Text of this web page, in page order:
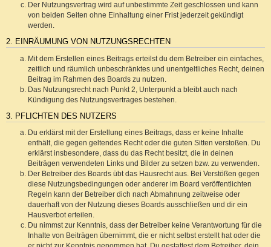
Der Nutzungsvertrag wird auf unbestimmte Zeit geschlossen und kann
von beiden Seiten ohne Einhaltung einer Frist jederzeit gekündigt
werden.
2. EINRÄUMUNG VON NUTZUNGSRECHTEN
Mit dem Erstellen eines Beitrags erteilst du dem Betreiber ein einfaches,
zeitlich und räumlich unbeschränktes und unentgeltliches Recht, deinen
Beitrag im Rahmen des Boards zu nutzen.
Das Nutzungsrecht nach Punkt 2, Unterpunkt a bleibt auch nach
Kündigung des Nutzungsvertrages bestehen.
3. PFLICHTEN DES NUTZERS
Du erklärst mit der Erstellung eines Beitrags, dass er keine Inhalte
enthält, die gegen geltendes Recht oder die guten Sitten verstoßen. Du
erklärst insbesondere, dass du das Recht besitzt, die in deinen
Beiträgen verwendeten Links und Bilder zu setzen bzw. zu verwenden.
Der Betreiber des Boards übt das Hausrecht aus. Bei Verstößen gegen
diese Nutzungsbedingungen oder anderer im Board veröffentlichten
Regeln kann der Betreiber dich nach Abmahnung zeitweise oder
dauerhaft von der Nutzung dieses Boards ausschließen und dir ein
Hausverbot erteilen.
Du nimmst zur Kenntnis, dass der Betreiber keine Verantwortung für die
Inhalte von Beiträgen übernimmt, die er nicht selbst erstellt hat oder die